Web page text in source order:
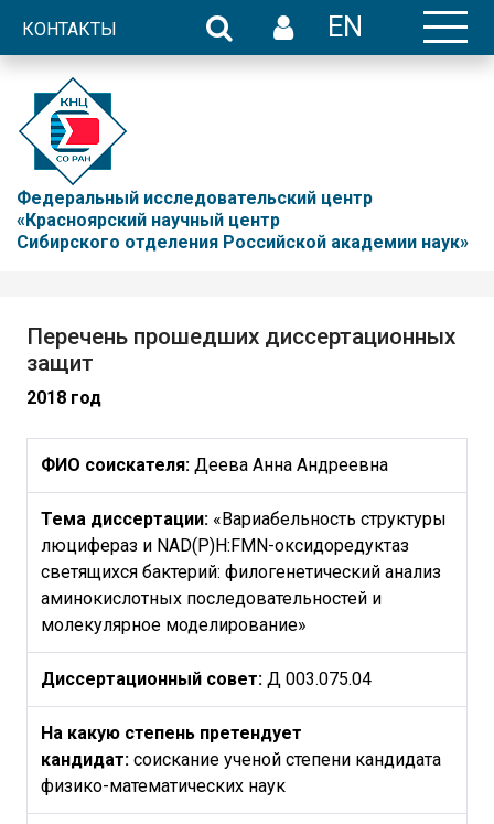
КОНТАКТЫ EN
Федеральный исследовательский центр
«Красноярский научный центр
Сибирского отделения Российской академии наук»
Перечень прошедших диссертационных
защит
2018 год
ФИО соискателя: Деева Анна Андреевна
Тема диссертации: «Вариабельность структуры
люцифераз и NAD(P)H:FMN-оксидоредуктаз
светящихся бактерий: филогенетический анализ
аминокислотных последовательностей и
молекулярное моделирование»
Диссертационный совет: Д 003.075.04
На какую степень претендует
кандидат: соискание ученой степени кандидата
физико-математических наук